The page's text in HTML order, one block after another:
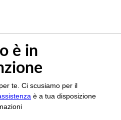
è in
te. Ci scusiamo per il
è a tua disposizione